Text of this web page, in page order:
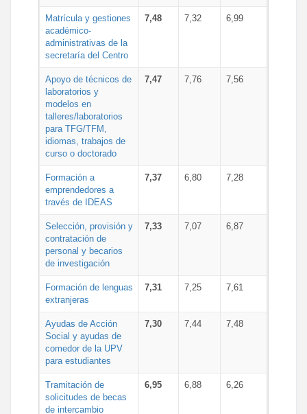
Matrícula y gestiones
académico-
administrativas de la
secretaría del Centro
7,48 7,32 6,99
Apoyo de técnicos de
laboratorios y
modelos en
talleres/laboratorios
para TFG/TFM,
idiomas, trabajos de
curso o doctorado
7,47 7,76 7,56
Formación a
emprendedores a
través de IDEAS
7,37 6,80 7,28
Selección, provisión y
contratación de
personal y becarios
de investigación
7,33 7,07 6,87
Formación de lenguas
extranjeras
7,31 7,25 7,61
Ayudas de Acción
Social y ayudas de
comedor de la UPV
para estudiantes
7,30 7,44 7,48
Tramitación de
solicitudes de becas
de intercambio
6,95 6,88 6,26